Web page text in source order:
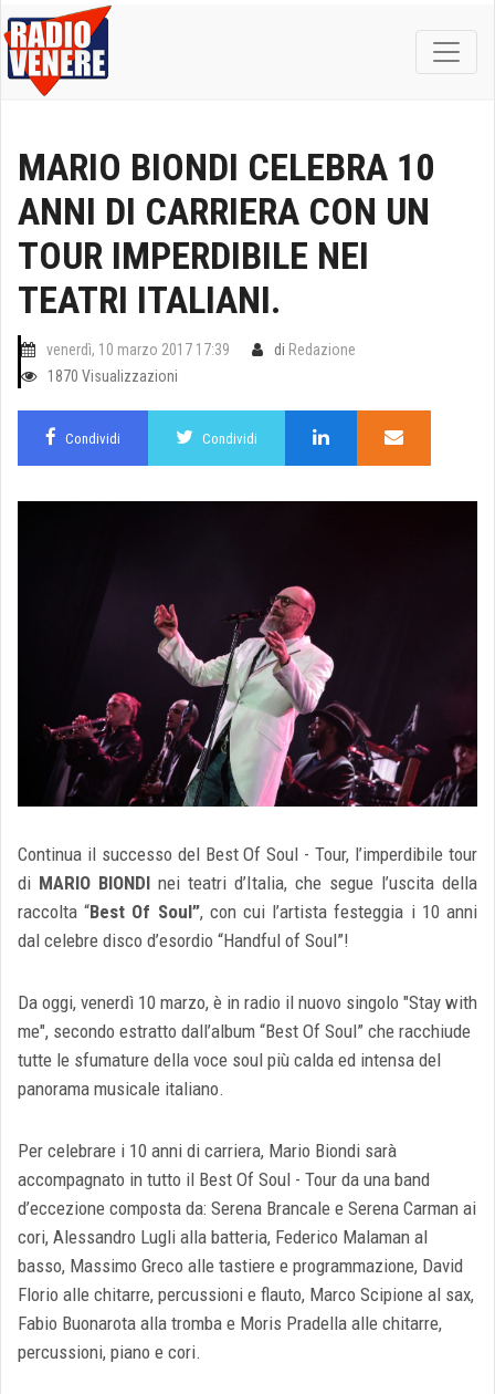
MARIO BIONDI CELEBRA 10
ANNI DI CARRIERA CON UN
TOUR IMPERDIBILE NEI
TEATRI ITALIANI.
venerdì, 10 marzo 2017 17:39 di Redazione
1870 Visualizzazioni
Condividi Condividi
Continua il successo del Best Of Soul - Tour, l’imperdibile tour
di MARIO BIONDI nei teatri d’Italia, che segue l’uscita della
raccolta “Best Of Soul”, con cui l’artista festeggia i 10 anni
dal celebre disco d’esordio “Handful of Soul”!
Da oggi, venerdì 10 marzo, è in radio il nuovo singolo "Stay with
me", secondo estratto dall’album “Best Of Soul” che racchiude
tutte le sfumature della voce soul più calda ed intensa del
panorama musicale italiano.
Per celebrare i 10 anni di carriera, Mario Biondi sarà
accompagnato in tutto il Best Of Soul - Tour da una band
d’eccezione composta da: Serena Brancale e Serena Carman ai
cori, Alessandro Lugli alla batteria, Federico Malaman al
basso, Massimo Greco alle tastiere e programmazione, David
Florio alle chitarre, percussioni e flauto, Marco Scipione al sax,
Fabio Buonarota alla tromba e Moris Pradella alle chitarre,
percussioni, piano e cori.